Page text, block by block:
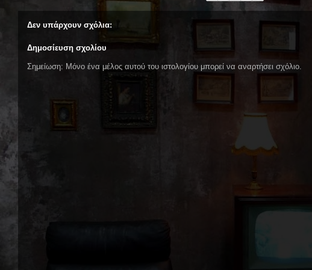
Δεν υπάρχουν σχόλια:
Δημοσίευση σχολίου
Σημείωση: Μόνο ένα μέλος αυτού του ιστολογίου μπορεί να αναρτήσει σχόλιο.